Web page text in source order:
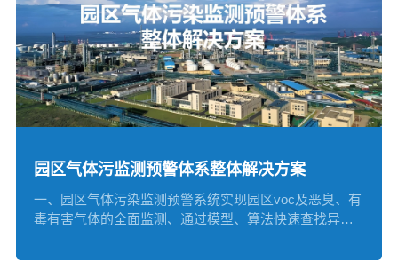
园区气体污监测预警体系整体解决方案
一、园区气体污染监测预警系统实现园区voc及恶臭、有
毒有害气体的全面监测、通过模型、算法快速查找异味